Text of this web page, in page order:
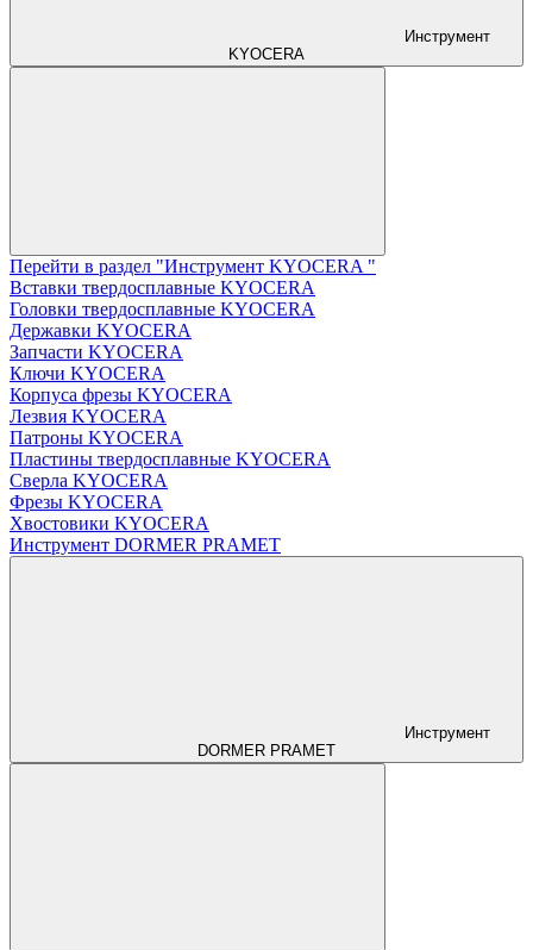
Инструмент
KYOCERA
Перейти в раздел "Инструмент KYOCERA "
Вставки твердосплавные KYOCERA
Головки твердосплавные KYOCERA
Державки KYOCERA
Запчасти KYOCERA
Ключи KYOCERA
Корпуса фрезы KYOCERA
Лезвия KYOCERA
Патроны KYOCERA
Пластины твердосплавные KYOCERA
Сверла KYOCERA
Фрезы KYOCERA
Хвостовики KYOCERA
Инструмент DORMER PRAMET
Инструмент
DORMER PRAMET